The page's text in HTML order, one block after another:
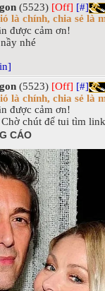
(5523) [Off] [#]
là chính, chia sẻ là
được cảm ơn!
nhé
(5523) [Off] [#]
là chính, chia sẻ là
được cảm ơn!
chút để tui tìm